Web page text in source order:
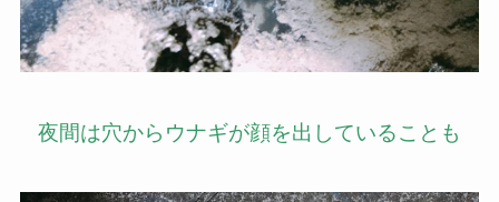
夜間は穴からウナギが顔を出していることも